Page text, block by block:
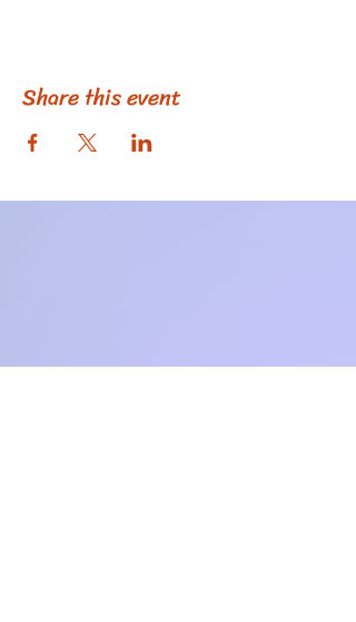
de problèmes. Venez rencontrer nos
comment nous préparons les enfants à
devenir les innovateurs de demain. Nous
enrichissante avec vous !
Share this event